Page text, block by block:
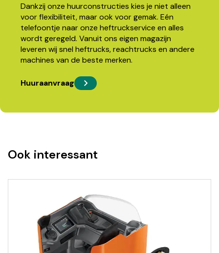
Dankzij onze huurconstructies kies je niet alleen
voor flexibiliteit, maar ook voor gemak. Eén
telefoontje naar onze heftruckservice en alles
wordt geregeld. Vanuit ons eigen magazijn
leveren wij snel heftrucks, reachtrucks en andere
machines van de beste merken.
Huuraanvraag
Ook interessant